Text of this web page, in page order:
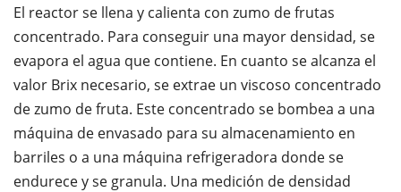
El reactor se llena y calienta con zumo de frutas
concentrado. Para conseguir una mayor densidad, se
evapora el agua que contiene. En cuanto se alcanza el
valor Brix necesario, se extrae un viscoso concentrado
de zumo de fruta. Este concentrado se bombea a una
máquina de envasado para su almacenamiento en
barriles o a una máquina refrigeradora donde se
endurece y se granula. Una medición de densidad